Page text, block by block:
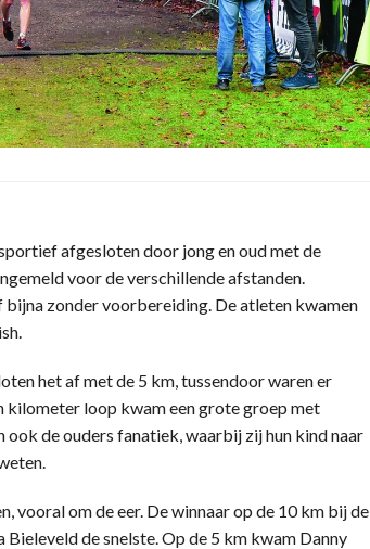
afgesloten door jong en oud met de
voor de verschillende afstanden.
zonder voorbereiding. De atleten kwamen
het af met de 5 km, tussendoor waren er
kilometer loop kwam een grote groep met
de ouders fanatiek, waarbij zij hun kind naar
vooral om de eer. De winnaar op de 10 km bij de
Bieleveld de snelste. Op de 5 km kwam Danny